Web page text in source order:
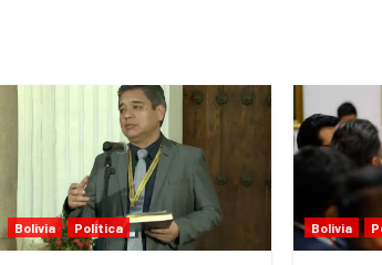
Bolivia Política Bolivia